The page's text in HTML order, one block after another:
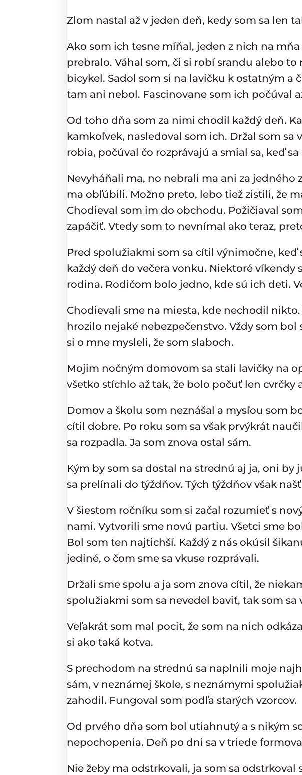
Zlom nastal až v jeden deň, kedy som sa len
Ako som ich tesne míňal, jeden z nich na
prebralo. Váhal som, či si robí srandu alebo
bicykel. Sadol som si na lavičku k ostatným a
tam ani nebol. Fascinovane som ich počúval
Od toho dňa som za nimi chodil každý deň.
kamkoľvek, nasledoval som ich. Držal som sa
robia, počúval čo rozprávajú a smial sa, keď
Nevyháňali ma, no nebrali ma ani za jedného
ma obľúbili. Možno preto, lebo tiež zistili, že
Chodieval som im do obchodu. Požičiaval
zapáčiť. Vtedy som to nevnímal ako teraz,
Pred spolužiakmi som sa cítil výnimočne,
každý deň do večera vonku. Niektoré
rodina. Rodičom bolo jedno, kde sú ich deti.
Chodievali sme na miesta, kde nechodil
hrozilo nejaké nebezpečenstvo. Vždy som
si o mne mysleli, že som slaboch.
Mojim nočným domovom sa stali lavičky na
všetko stíchlo až tak, že bolo počuť len cvrčky
Domov a školu som neznášal a mysľou som
cítil dobre. Po roku som sa však prvýkrát
sa rozpadla. Ja som znova ostal sám.
Kým by som sa dostal na strednú aj ja, oni
sa prelínali do týždňov. Tých týždňov však
V šiestom ročníku som si začal rozumieť s
nami. Vytvorili sme novú partiu. Všetci sme
Bol som ten najtichší. Každý z nás okúsil
jediné, o čom sme sa vkuse rozprávali.
Držali sme spolu a ja som znova cítil, že
spolužiakmi som sa nevedel baviť, tak som sa
Veľakrát som mal pocit, že som na nich
si ako taká kotva.
S prechodom na strednú sa naplnili moje
sám, v neznámej škole, s neznámymi
zahodil. Fungoval som podľa starých vzorcov.
Od prvého dňa som bol utiahnutý a s nikým
nepochopenia. Deň po dni sa v triede
Nie žeby ma odstrkovali, ja som sa